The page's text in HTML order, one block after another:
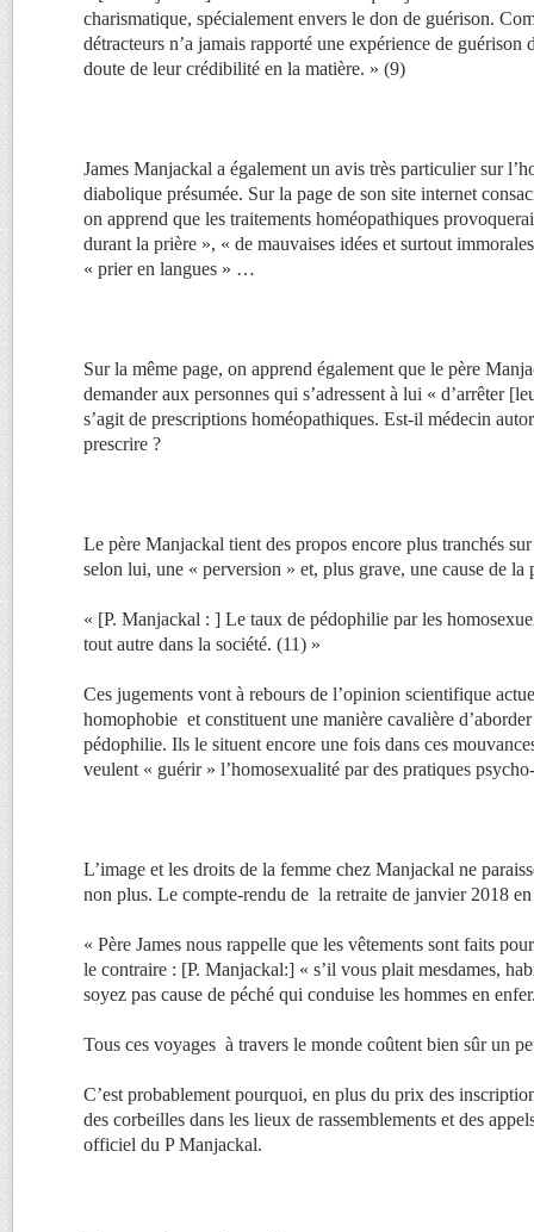
charismatique, spécialement envers le don de guérison.
détracteurs n’a jamais rapporté une expérience de guérison
doute de leur crédibilité en la matière. » (9)
James Manjackal a également un avis très particulier sur
diabolique présumée. Sur la page de son site internet
on apprend que les traitements homéopathiques
durant la prière », « de mauvaises idées et surtout
« prier en langues » …
Sur la même page, on apprend également que le père
demander aux personnes qui s’adressent à lui « d’arrêter
s’agit de prescriptions homéopathiques. Est-il médecin
prescrire ?
Le père Manjackal tient des propos encore plus tranchés
selon lui, une « perversion » et, plus grave, une cause de la
« [P. Manjackal : ] Le taux de pédophilie par les
tout autre dans la société. (11) »
Ces jugements vont à rebours de l’opinion scientifique
homophobie et constituent une manière cavalière
pédophilie. Ils le situent encore une fois dans ces
veulent « guérir » l’homosexualité par des pratiques
L’image et les droits de la femme chez Manjackal ne
non plus. Le compte-rendu de la retraite de janvier 2018
« Père James nous rappelle que les vêtements sont faits
le contraire : [P. Manjackal:] « s’il vous plait mesdames,
soyez pas cause de péché qui conduise les hommes en
Tous ces voyages à travers le monde coûtent bien sûr un
C’est probablement pourquoi, en plus du prix des
des corbeilles dans les lieux de rassemblements et des
officiel du P Manjackal.